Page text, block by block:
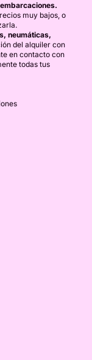
muy bajos, o
neumáticas,
del alquiler con
en contacto con
todas tus